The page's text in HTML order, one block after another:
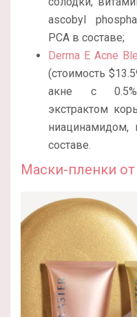
ascobyl
PCA в составе;
Derma E Acne
(стоимость
акне с 0.5%
экстрактом
составе.
Маски-пленки от